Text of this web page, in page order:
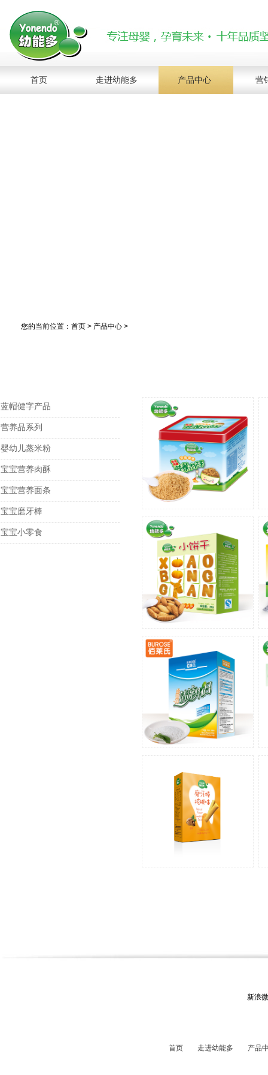
首页 走进幼能多 产品中心 营
您的当前位置：首页 > 产品中心 >
蓝帽健字产品
营养品系列
婴幼儿蒸米粉
宝宝营养肉酥
宝宝营养面条
宝宝磨牙棒
宝宝小零食
新浪
首页 走进幼能多 产品